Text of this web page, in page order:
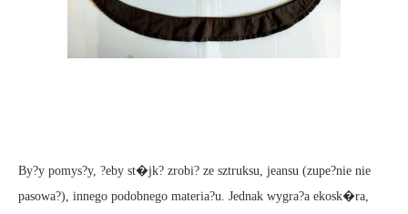
By?y pomys?y, ?eby st�jk? zrobi? ze sztruksu, jeansu (zupe?nie nie
pasowa?), innego podobnego materia?u. Jednak wygra?a ekosk�ra,